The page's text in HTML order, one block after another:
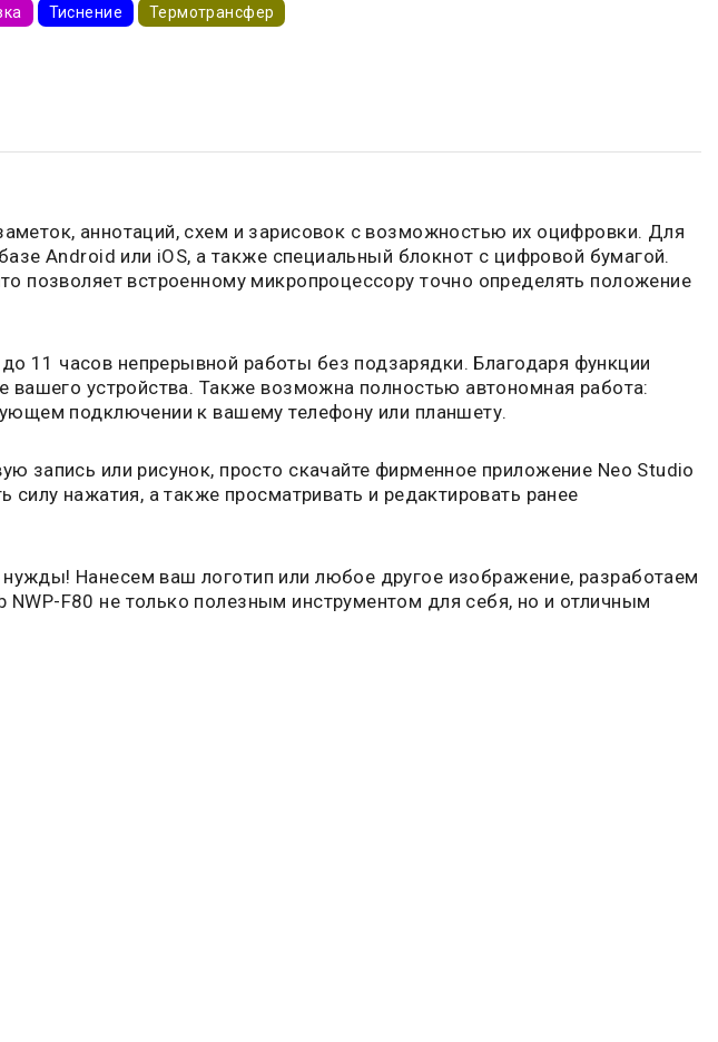
Тиснение Термотрансфер
аннотаций, схем и зарисовок с возможностью их оцифровки. Для
Android или iOS, а также специальный блокнот с цифровой бумагой.
позволяет встроенному микропроцессору точно определять положение
11 часов непрерывной работы без подзарядки. Благодаря функции
устройства. Также возможна полностью автономная работа:
подключении к вашему телефону или планшету.
запись или рисунок, просто скачайте фирменное приложение Neo Studio
нажатия, а также просматривать и редактировать ранее
Нанесем ваш логотип или любое другое изображение, разработаем
F80 не только полезным инструментом для себя, но и отличным